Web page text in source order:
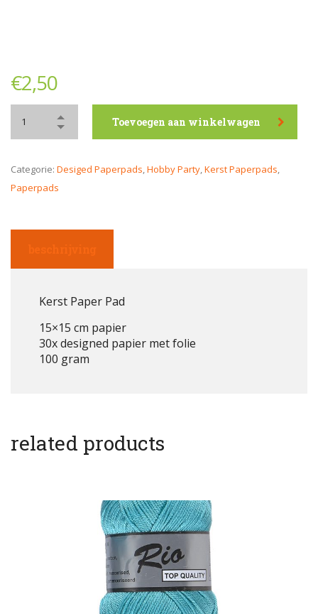
€2,50
Toevoegen aan winkelwagen
Categorie: Desiged Paperpads,Hobby Party,Kerst Paperpads,
Paperpads
Kerst Paper Pad
15×15 cm papier
30x designed papier met folie
100 gram
related products